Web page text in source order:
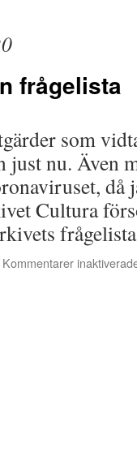
frågelista
som
just nu. Även
då
Cultura
Kommentarer